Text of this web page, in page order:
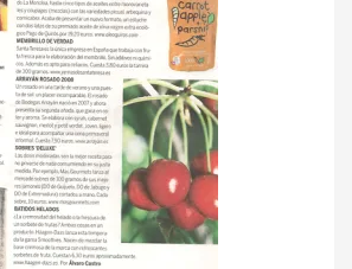
alvaro@alvarocastro.com